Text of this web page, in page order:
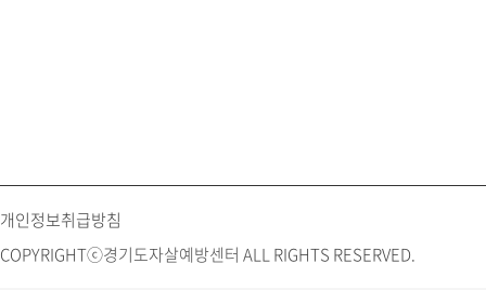
개인정보취급방침
COPYRIGHTⓒ경기도자살예방센터 ALL RIGHTS RESERVED.